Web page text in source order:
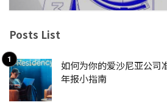
Posts List
如何为你的爱沙尼亚公司
年报小指南